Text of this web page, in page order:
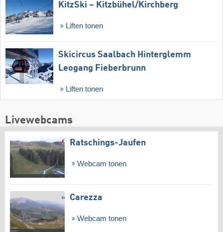
KitzSki – Kitzbühel/​Kirchberg
Liften tonen
Skicircus Saalbach Hinterglemm
Leogang Fieberbrunn
Liften tonen
Livewebcams
Ratschings-Jaufen
Webcam tonen
Carezza
Webcam tonen